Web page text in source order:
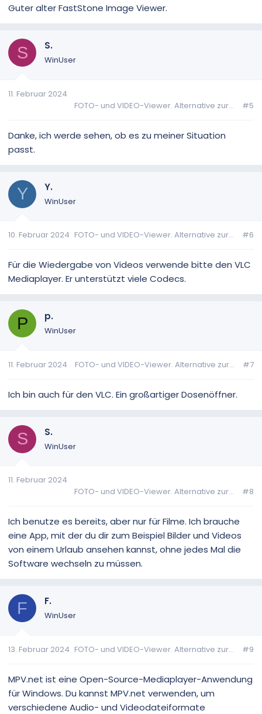
Guter alter FastStone Image Viewer.
S S.
WinUser
11. Februar 2024
FOTO- und VIDEO-Viewer. Alternative zur...
#5
Danke, ich werde sehen, ob es zu meiner Situation
passt.
Y Y.
WinUser
10. Februar 2024 FOTO- und VIDEO-Viewer. Alternative zur... #6
Für die Wiedergabe von Videos verwende bitte den VLC
Mediaplayer. Er unterstützt viele Codecs.
P p.
WinUser
11. Februar 2024 FOTO- und VIDEO-Viewer. Alternative zur... #7
Ich bin auch für den VLC. Ein großartiger Dosenöffner.
S S.
WinUser
11. Februar 2024
FOTO- und VIDEO-Viewer. Alternative zur...
#8
Ich benutze es bereits, aber nur für Filme. Ich brauche
eine App, mit der du dir zum Beispiel Bilder und Videos
von einem Urlaub ansehen kannst, ohne jedes Mal die
Software wechseln zu müssen.
F F.
WinUser
13. Februar 2024 FOTO- und VIDEO-Viewer. Alternative zur... #9
MPV.net ist eine Open-Source-Mediaplayer-Anwendung
für Windows. Du kannst MPV.net verwenden, um
verschiedene Audio- und Videodateiformate